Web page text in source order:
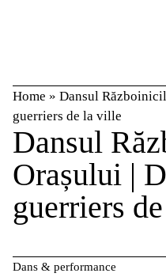
Home » Dansul
guerriers de la ville
Dansul
Orașului |
guerriers
Dans & performance